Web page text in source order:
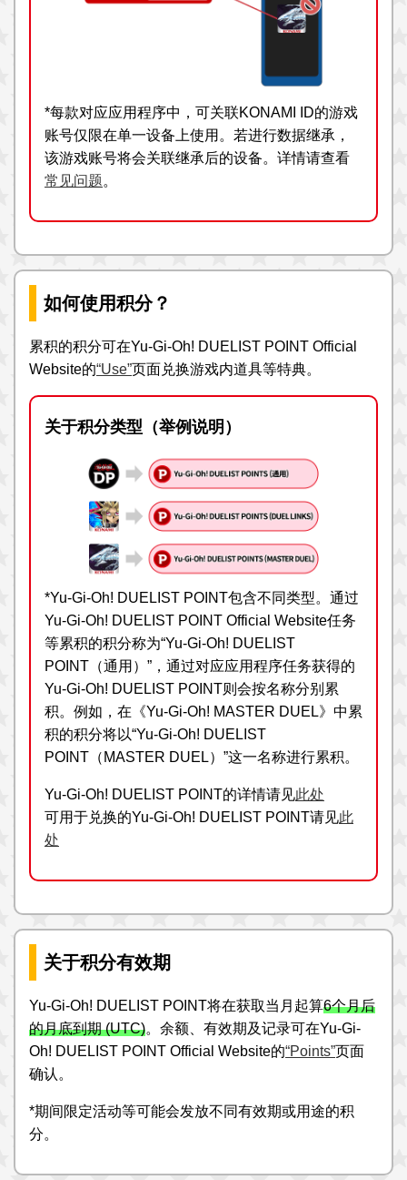
*每款对应应用程序中，可关联KONAMI ID的游戏
账号仅限在单一设备上使用。若进行数据继承，
该游戏账号将会关联继承后的设备。详情请查看
常见问题。
如何使用积分？
累积的积分可在Yu-Gi-Oh! DUELIST POINT Official
Website的“Use”页面兑换游戏内道具等特典。
关于积分类型（举例说明）
*Yu-Gi-Oh! DUELIST POINT包含不同类型。通过
Yu-Gi-Oh! DUELIST POINT Official Website任务
等累积的积分称为“Yu-Gi-Oh! DUELIST
POINT（通用）”，通过对应应用程序任务获得的
Yu-Gi-Oh! DUELIST POINT则会按名称分别累
积。例如，在《Yu-Gi-Oh! MASTER DUEL》中累
积的积分将以“Yu-Gi-Oh! DUELIST
POINT（MASTER DUEL）”这一名称进行累积。
Yu-Gi-Oh! DUELIST POINT的详情请见此处
可用于兑换的Yu-Gi-Oh! DUELIST POINT请见此
处
关于积分有效期
Yu-Gi-Oh! DUELIST POINT将在获取当月起算6个月后
的月底到期 (UTC)。余额、有效期及记录可在Yu-Gi-
Oh! DUELIST POINT Official Website的“Points”页面
确认。
*期间限定活动等可能会发放不同有效期或用途的积
分。